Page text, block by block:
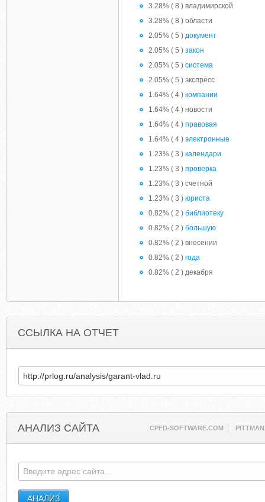
3.28% ( 8 ) владимирской
3.28% ( 8 ) области
2.05% ( 5 ) документ
2.05% ( 5 ) закон
2.05% ( 5 ) система
2.05% ( 5 ) экспресс
1.64% ( 4 ) компании
1.64% ( 4 ) новости
1.64% ( 4 ) правовая
1.64% ( 4 ) электронные
1.23% ( 3 ) календари
1.23% ( 3 ) проверка
1.23% ( 3 ) счетной
1.23% ( 3 ) юриста
0.82% ( 2 ) библиотеку
0.82% ( 2 ) большую
0.82% ( 2 ) внесении
0.82% ( 2 ) года
0.82% ( 2 ) декабря
ССЫЛКА НА ОТЧЕТ
АНАЛИЗ САЙТА CPFD-SOFTWARE.COM